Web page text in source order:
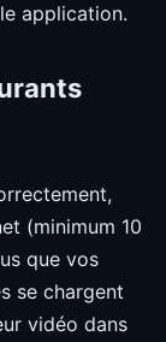
application.
(minimum 10
que vos
se chargent
vidéo dans